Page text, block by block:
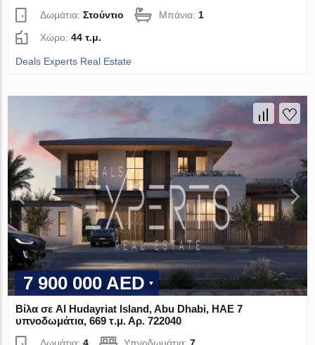
Δωμάτια:Στούντιο Μπάνια:1
Χώρο:44 τ.μ.
Deals Experts Real Estate
7 900 000 AED
Βίλα σε Al Hudayriat Island, Abu Dhabi, ΗΑΕ 7
υπνοδωμάτια, 669 τ.μ. Αρ. 722040